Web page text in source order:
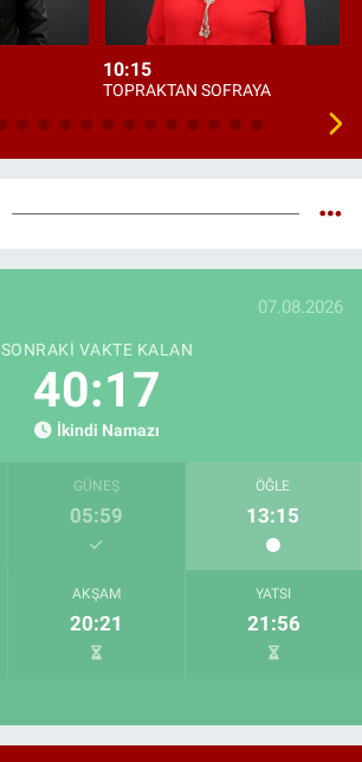
10:15
TOPRAKTAN SOFRAYA
07.08.2026
SONRAKI VAKTE KALAN
40:16
İkindi Namazı
GÜNEŞ
05:59
ÖĞLE
13:15
AKŞAM
20:21
YATSI
21:56